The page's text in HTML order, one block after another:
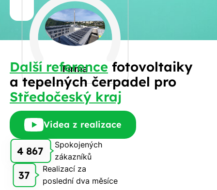
Firma
Jiná
Spočítat
kalkulaci
Jméno
a
příjmení
Telefon
E-
mail
Vám
zdarma
Další reference fotovoltaiky
a tepelných čerpadel pro
Středočeský kraj
Videa z realizace
4 867
Spokojených
zákazníků
37
Realizací za
poslední dva měsíce